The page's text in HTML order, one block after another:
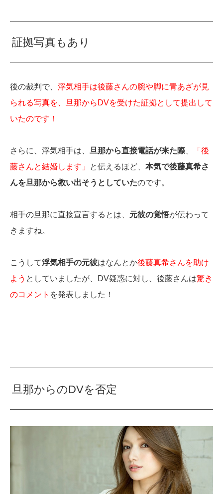
証拠写真もあり
後の裁判で、 浮気相手は後藤さんの腕や脚に青あざが見
られる写真を、旦那からDVを受けた証拠として提出して
いたのです！
さらに、浮気相手は、 旦那から直接電話が来た際、
「後
藤さんと結婚します」
と伝えるほど、 本気で後藤真希さ
んを旦那から救い出そうとしていたのです。
相手の旦那に直接宣言するとは、 元彼の覚悟が伝わって
きますね。
こうして浮気相手の元彼はなんとか後藤真希さんを助け
よう としていましたが、DV疑惑に対し、後藤さんは驚き
のコメント を発表しました！
旦那からのDVを否定